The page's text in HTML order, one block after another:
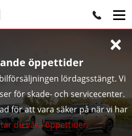
öppettider
lördagsstängt. Vi
för skade- och servicecenter.
för att vara säker på när vi har
du våra öppettider.
×